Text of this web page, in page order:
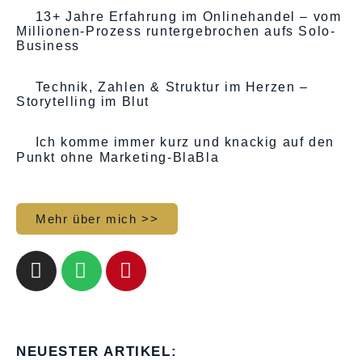
13+ Jahre Erfahrung im Onlinehandel – vom
Millionen-Prozess runtergebrochen aufs Solo-
Business
Technik, Zahlen & Struktur im Herzen –
Storytelling im Blut
Ich komme immer kurz und knackig auf den
Punkt ohne Marketing-BlaBla
Mehr über mich >>
NEUESTER ARTIKEL: